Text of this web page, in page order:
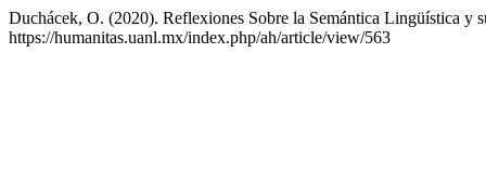
Duchácek, O. (2020). Reflexiones Sobre la Semántica Lingüística y
https://humanitas.uanl.mx/index.php/ah/article/view/563